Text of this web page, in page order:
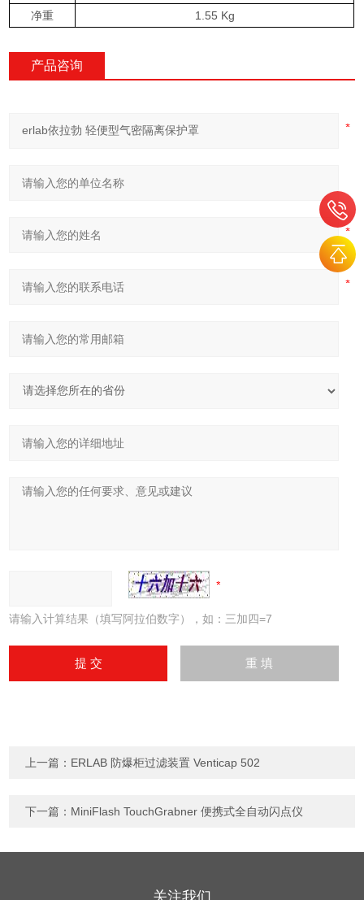
净重
1.55 Kg
产品咨询
请输入计算结果（填写阿拉伯数字），如：三加四=7
上一篇： ERLAB 防爆柜过滤装置 Venticap 502
下一篇： MiniFlash TouchGrabner 便携式全自动闪点仪
关注我们